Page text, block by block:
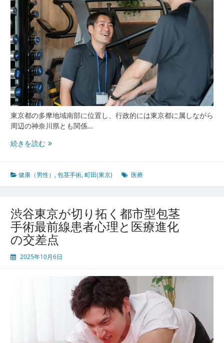
外
来
と
茎
手
術
対
応
の
最
新
東京都の多摩地域南部に位置し、行政的には東京都に属しながら
周辺の神奈川県とも関係…
続きを読む町
京
で
し
て
受
け
ら
健康（男性） ,包茎手術,町田(東京) 医療
渋谷東京が切り拓く都市型包茎
手術最前線患者心理と医療進化
の交差点
2025年10月6日